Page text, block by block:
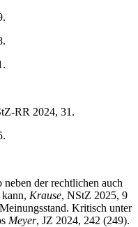
RR 2024, 31.
der rechtlichen auch
Krause, NStZ 2025, 9
Kritisch unter
Meyer, JZ 2024, 242 (249).